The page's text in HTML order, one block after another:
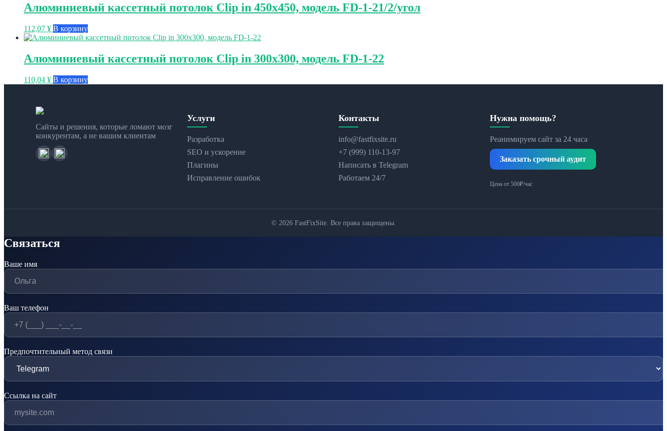
Алюминиевый кассетный потолок Clip in 450х450, модель FD-1-21/2/угол
112,07 ¥ В корзину
Алюминиевый кассетный потолок Clip in 300х300, модель FD-1-22
110,04 ¥ В корзину
Сайты и решения, которые ломают мозг
конкурентам, а не вашим клиентам
Услуги
Разработка
SEO и ускорение
Плагины
Исправление ошибок
Контакты
info@fastfixsite.ru
+7 (999) 110-13-97
Написать в Telegram
Работаем 24/7
Нужна помощь?
Реанимируем сайт за 24 часа
Заказать срочный аудит
Цена от 500₽/час
© 2026 FastFixSite. Все права защищены.
Связаться
Ваше имя
Ваш телефон
Предпочтительный метод связи
Ссылка на сайт